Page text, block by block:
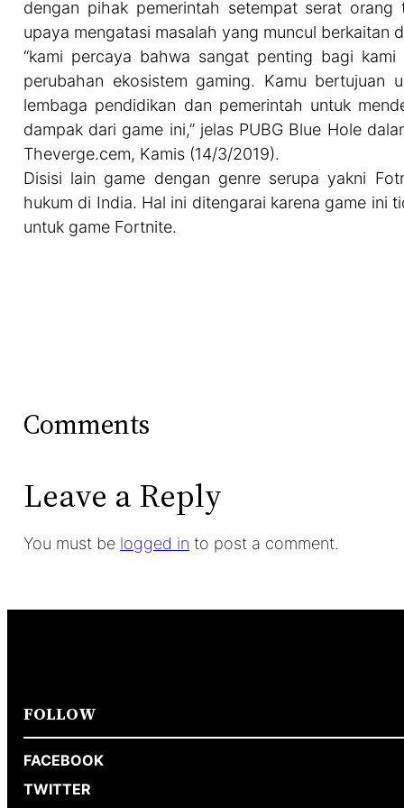
dengan pihak pemerintah setempat serat
upaya mengatasi masalah yang muncul berkaitan
“kami percaya bahwa sangat penting bagi
perubahan ekosistem gaming. Kamu
lembaga pendidikan dan pemerintah untuk
dampak dari game ini,” jelas PUBG Blue Hole
Theverge.cem, Kamis (14/3/2019).
Disisi lain game dengan genre serupa yakni
hukum di India. Hal ini ditengarai karena game ini
untuk game Fortnite.
Comments
Leave a Reply
You must be logged in to post a comment.
FOLLOW
FACEBOOK
TWITTER